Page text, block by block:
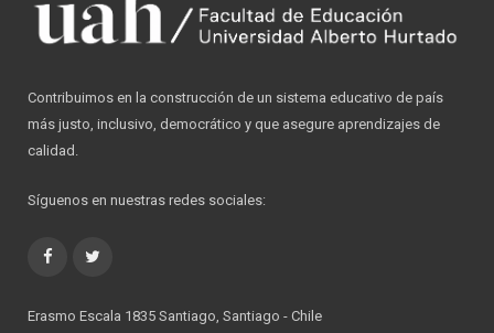
Contribuimos en la construcción de un sistema educativo de país
más justo, inclusivo, democrático y que asegure aprendizajes de
calidad.
Síguenos en nuestras redes sociales:
Facebook
Erasmo Escala 1835 Santiago, Santiago - Chile